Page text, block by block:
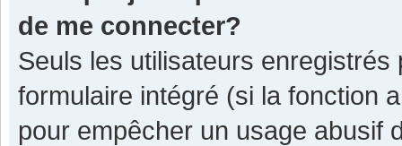
de me connecter?
Seuls les utilisateurs enregistrés
formulaire intégré (si la fonction
pour empêcher un usage abusif